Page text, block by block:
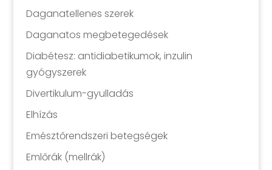
Daganatellenes szerek
Daganatos megbetegedések
Diabétesz: antidiabetikumok, inzulin
gyógyszerek
Divertikulum-gyulladás
Elhízás
Emésztőrendszeri betegségek
Emlőrák (mellrák)